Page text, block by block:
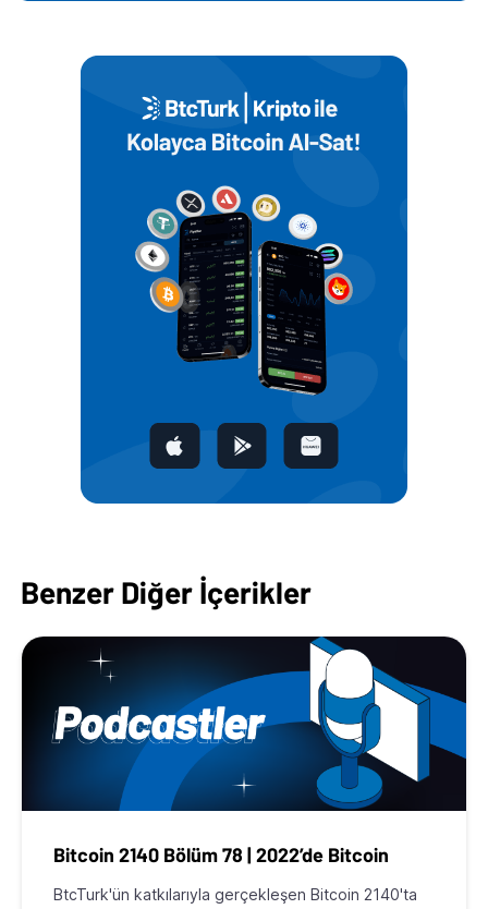
Benzer Diğer İçerikler
Bitcoin 2140 Bölüm 78 | 2022’de Bitcoin
BtcTurk'ün katkılarıyla gerçekleşen Bitcoin 2140'ta